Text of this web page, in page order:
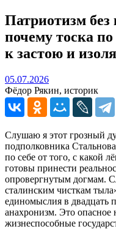
Патриотизм
почему тоска по
к застою и
05.07.202605.07.2026
Фёдор Рякин, историк
Слушаю я этот грозный
подполковника
по себе от того, с какой
готовы принести
опровергнутым догмам.
сталинским чисткам
единомыслия в двадцать
анахронизм. Это опасное
жизнеспособные